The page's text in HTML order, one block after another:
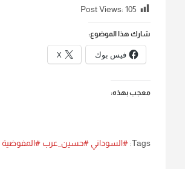
Post Views: 105
شارك هذا الموضوع:
فيس بوك X
معجب بهذه:
Tags: #السوداني #حسين_عرب #المفوضية